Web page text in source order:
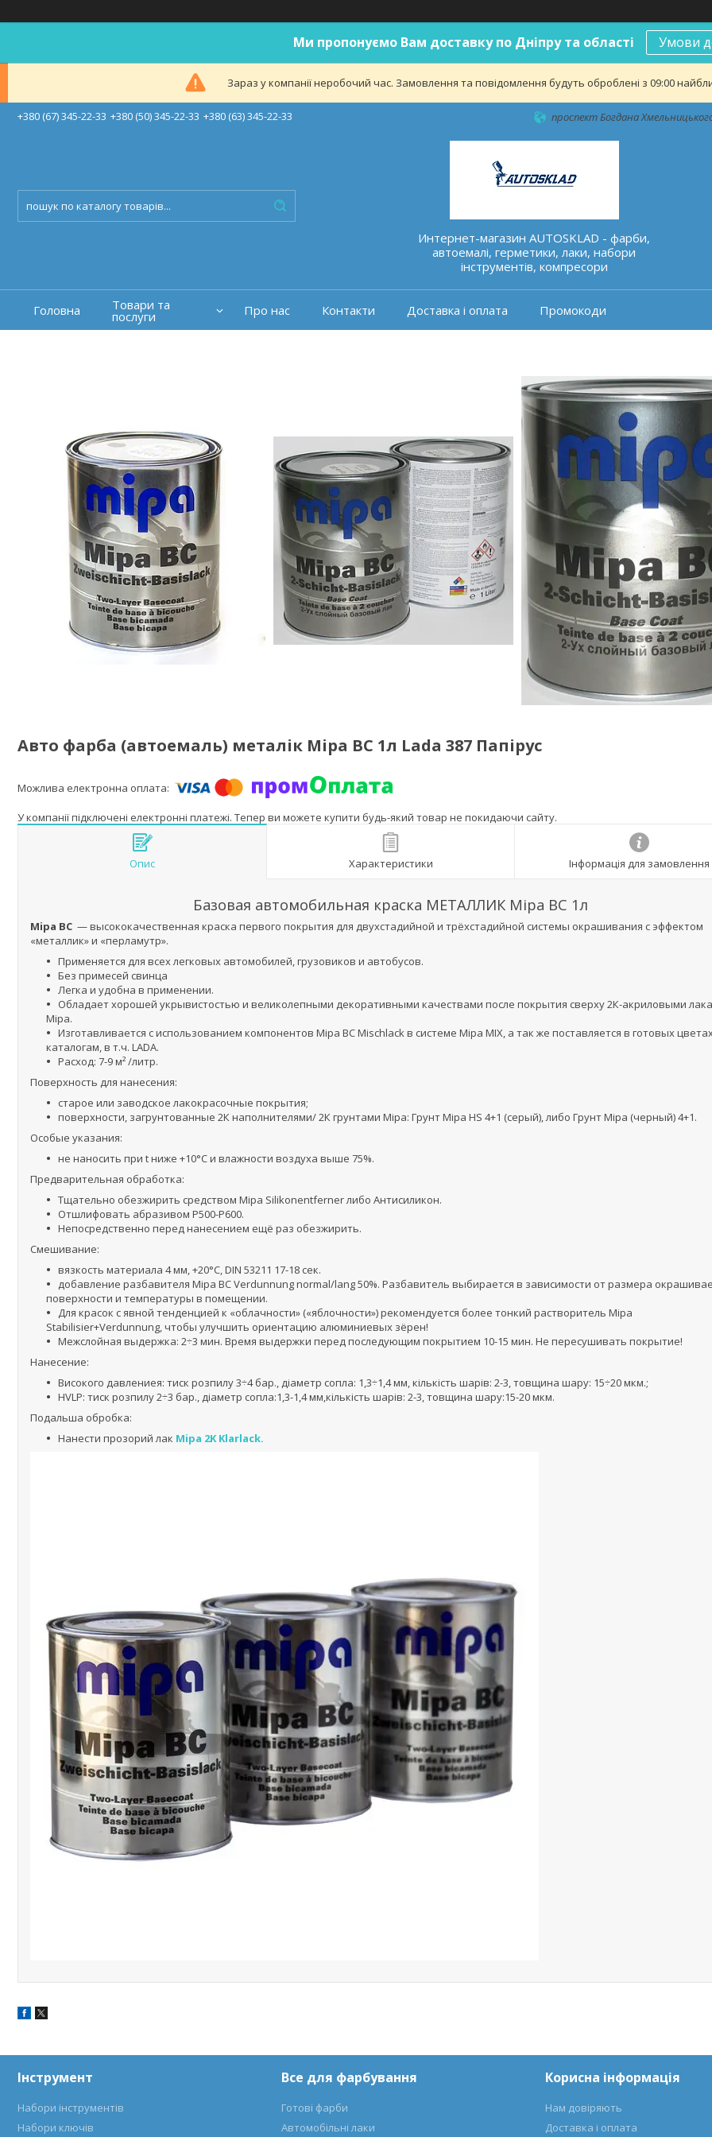
Ми пропонуємо Вам доставку по Дніпру та області Умови
Зараз у компанії неробочий час. Замовлення та повідомлення будуть оброблені з 09:00
+380 (67) 345-22-33 +380 (50) 345-22-33 +380 (63) 345-22-33 проспект Богдана
Интернет-магазин AUTOSKLAD - фарби,
автоемалі, герметики, лаки, набори
інструментів, компресори
Головна Товари та
послуги Про нас Контакти Доставка і оплата Промокоди
Авто фарба (автоемаль) металік Mipa BC 1л Lada 387 Папірус
У компанії підключені електронні платежі. Тепер ви можете купити будь-який товар не покидаючи сайту.
Опис Характеристики Інформація для замовлення
Базовая автомобильная краска МЕТАЛЛИК Mipa BC 1л
Mipa BC — высококачественная краска первого покрытия для двухстадийной и трёхстадийной системы окрашивания с эффектом
«металлик» и «перламутр».
Применяется для всех легковых автомобилей, грузовиков и автобусов.
Без примесей свинца
Легка и удобна в применении.
Обладает хорошей укрывистостью и великолепными декоративными качествами после покрытия сверху 2К-акриловыми
Mipa.
Изготавливается с использованием компонентов Mipa BC Mischlack в системе Mipa MIX, а так же поставляется в готовых
каталогам, в т.ч. LADA.
Расход: 7-9 м² /литр.
Поверхность для нанесения:
старое или заводское лакокрасочные покрытия;
поверхности, загрунтованные 2К наполнителями/ 2К грунтами Mipa: Грунт Mipa HS 4+1 (серый), либо Грунт Mipa (черный) 4+1.
Особые указания:
не наносить при t ниже +10°С и влажности воздуха выше 75%.
Предварительная обработка:
Тщательно обезжирить средством Mipa Silikonentferner либо Антисиликон.
Отшлифовать абразивом Р500-Р600.
Непосредственно перед нанесением ещё раз обезжирить.
Смешивание:
вязкость материала 4 мм, +20°С, DIN 53211 17-18 сек.
добавление разбавителя Mipa ВС Verdunnung normal/lang 50%. Разбавитель выбирается в зависимости от размера
поверхности и температуры в помещении.
Для красок с явной тенденцией к «облачности» («яблочности») рекомендуется более тонкий растворитель Mipa
Stabilisier+Verdunnung, чтобы улучшить ориентацию алюминиевых зёрен!
Межслойная выдержка: 2÷3 мин. Время выдержки перед последующим покрытием 10-15 мин. Не пересушивать покрытие!
Нанесение:
Високого давлениея: тиск розпилу 3÷4 бар., діаметр сопла: 1,3÷1,4 мм, кількість шарів: 2-3, товщина шару: 15÷20 мкм.;
HVLP: тиск розпилу 2÷3 бар., діаметр сопла:1,3-1,4 мм,кількість шарів: 2-3, товщина шару:15-20 мкм.
Подальша обробка:
Нанести прозорий лак Mipa 2K Klarlack.
Інструмент
Набори інструментів
Набори ключів
Все для фарбування
Готові фарби
Автомобільні лаки
Корисна інформація
Нам довіряють
Доставка і оплата